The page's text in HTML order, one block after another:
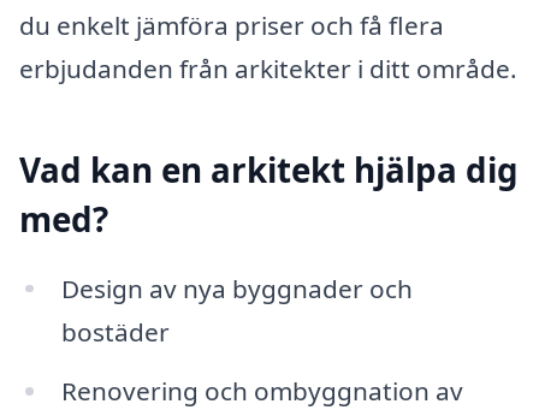
du enkelt jämföra priser och få flera
erbjudanden från arkitekter i ditt område.
Vad kan en arkitekt hjälpa dig
med?
Design av nya byggnader och
bostäder
Renovering och ombyggnation av